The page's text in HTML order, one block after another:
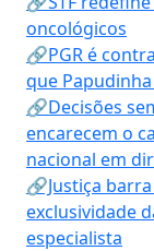
oncológicos
🔗PGR é
que
🔗Decisões
encarecem o
nacional em
🔗Justiça
exclusividade
especialista